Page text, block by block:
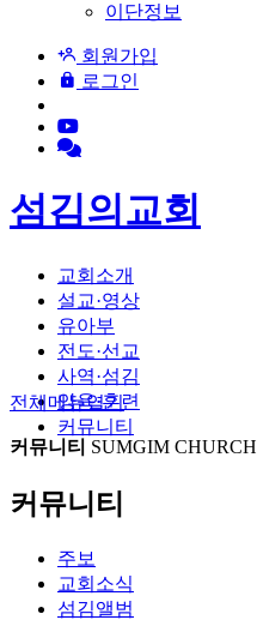
이단정보
회원가입
로그인
섬김의교회
교회소개
설교·영상
유아부
전도·선교
사역·섬김
양육·훈련
커뮤니티
전체메뉴열기
커뮤니티 SUMGIM CHURCH
커뮤니티
주보
교회소식
섬김앨범